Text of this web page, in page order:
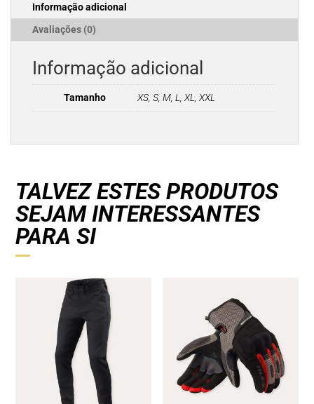
WhiteInformação adicional
Avaliações (0)
Informação adicional
Tamanho XS, S, M, L, XL, XXL
TALVEZ ESTES PRODUTOS
SEJAM INTERESSANTES
PARA SI